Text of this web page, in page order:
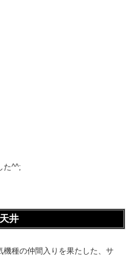
た^^;
井
機種の仲間入りを果たした、サ